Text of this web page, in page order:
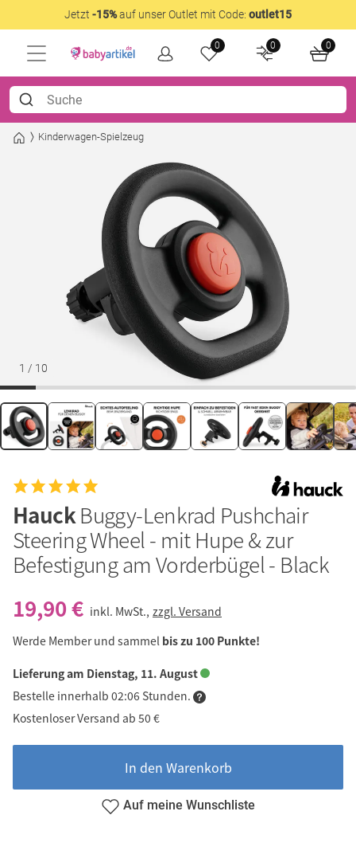
Jetzt -15%auf unser Outlet mit Code: outlet15
0 0 0
Kinderwagen-Spielzeug
1 / 10
HauckBuggy-Lenkrad Pushchair
Steering Wheel - mit Hupe & zur
Befestigung am Vorderbügel - Black
19,90 € inkl. MwSt., zzgl. Versand
Werde Member und sammel bis zu 100 Punkte!
Lieferung am Dienstag, 11. August
Bestelle innerhalb 02:06 Stunden.
Kostenloser Versand ab 50 €
In den Warenkorb
Auf meine Wunschliste